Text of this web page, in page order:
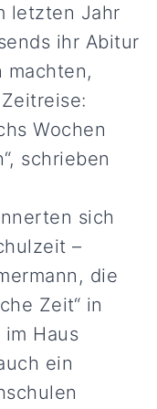
letzten Jahr
ihr Abitur
machten,
Wochen
schrieben
sich
–
die
Zeit“ in
Haus
ein